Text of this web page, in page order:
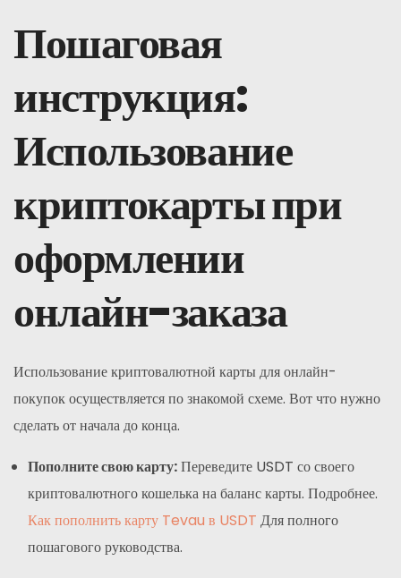
Пошаговая
инструкция:
Использование
криптокарты при
оформлении
онлайн-заказа
Использование криптовалютной карты для онлайн-
покупок осуществляется по знакомой схеме. Вот что нужно
сделать от начала до конца.
Пополните свою карту:Переведите USDT со своего
криптовалютного кошелька на баланс карты. Подробнее.
Как пополнить карту Tevau в USDT Для полного
пошагового руководства.